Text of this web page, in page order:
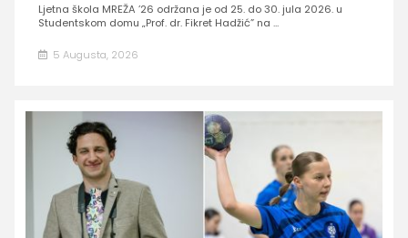
Ljetna škola MREŽA ’26 održana je od 25. do 30. jula 2026. u
Studentskom domu „Prof. dr. Fikret Hadžić” na ...
5 Augusta, 2026